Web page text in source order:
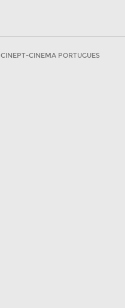
CINEPT-CINEMA PORTUGUES